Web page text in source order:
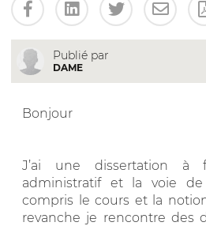
Publié par
DAME
Bonjour
J’ai une dissertation
administratif et la voie de
compris le cours et la
revanche je rencontre des